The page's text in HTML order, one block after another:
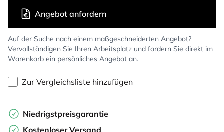
Auf der Suche nach einem maßgeschneiderten Angebot?
Vervollständigen Sie Ihren Arbeitsplatz und fordern Sie direkt im
Warenkorb ein persönliches Angebot an.
Angebot anfordern
Zur Vergleichsliste hinzufügen
Niedrigstpreisgarantie
Kostenloser Versand